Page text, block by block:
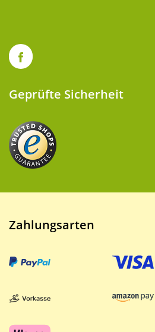
Geprüfte Sicherheit
Zahlungsarten